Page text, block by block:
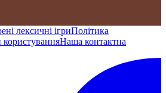
лексичні ігриПолітика
Наша контактна